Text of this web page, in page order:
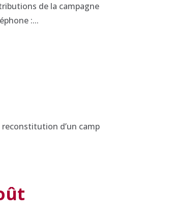
de la campagne
:...
d’un camp